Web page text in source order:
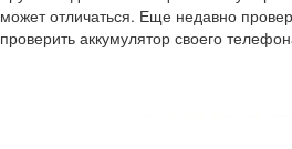
может отличаться. Еще недавно
проверить аккумулятор своего